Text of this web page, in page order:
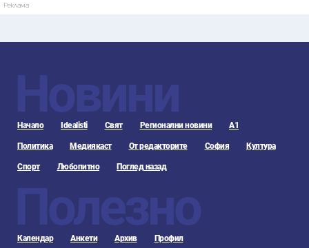
Реклама
Новини
Начало Idealisti Свят Регионални новини А1
Политика Медиякаст От редакторите София Култура
Спорт Любопитно Поглед назад
Полезно
Календар Анкети Архив Профил